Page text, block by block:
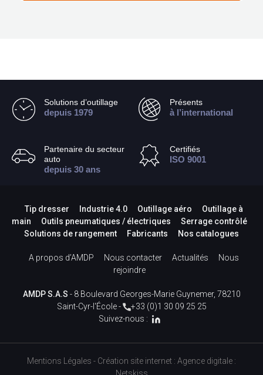
Solutions d’outillage
depuis 1979
Présents
à l’international
Partenaire du secteur
auto
depuis 30 ans
Certifiés
ISO 9001
Tip dresser Industrie 4.0 Outillage aéro
Outillage à
main
Outils pneumatiques / électriques
Serrage contrôlé
Solutions de rangement
Fabricants Nos catalogues
A propos d’AMDP Nous contacter Actualités
Nous
rejoindre
AMDP S.A.S - 8 Boulevard Georges-Marie Guynemer, 78210
Saint-Cyr-l'École -
+33 (0)1 30 09 25 25
Suivez-nous :
Mentions Légales - Création site internet : Agence digitale :
Netskiss